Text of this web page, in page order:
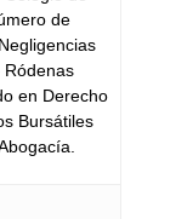
de
Ródenas
en Derecho
Bursátiles